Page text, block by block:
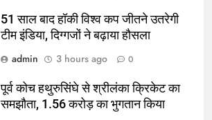
51 साल बाद हॉकी विश्व कप जीतने उतरेगी
टीम इंडिया, दिग्गजों ने बढ़ाया हौसला
admin
3 hours ago 0
पूर्व कोच हथुरुसिंघे से श्रीलंका क्रिकेट का
समझौता, 1.56 करोड़ का भुगतान किया